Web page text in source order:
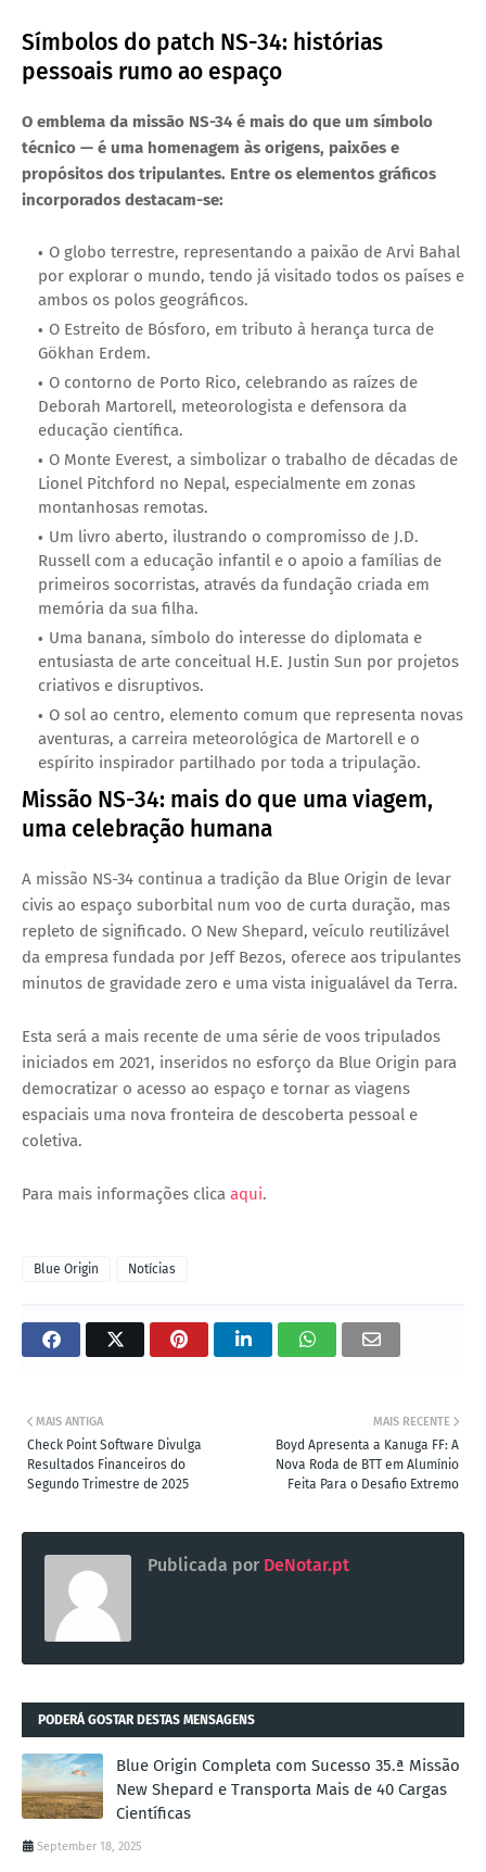
Símbolos do patch NS-34: histórias
pessoais rumo ao espaço
O emblema da missão NS-34 é mais do que um símbolo
técnico — é uma homenagem às origens, paixões e
propósitos dos tripulantes. Entre os elementos gráficos
incorporados destacam-se:
O globo terrestre, representando a paixão de Arvi Bahal
por explorar o mundo, tendo já visitado todos os países e
ambos os polos geográficos.
O Estreito de Bósforo, em tributo à herança turca de
Gökhan Erdem.
O contorno de Porto Rico, celebrando as raízes de
Deborah Martorell, meteorologista e defensora da
educação científica.
O Monte Everest, a simbolizar o trabalho de décadas de
Lionel Pitchford no Nepal, especialmente em zonas
montanhosas remotas.
Um livro aberto, ilustrando o compromisso de J.D.
Russell com a educação infantil e o apoio a famílias de
primeiros socorristas, através da fundação criada em
memória da sua filha.
Uma banana, símbolo do interesse do diplomata e
entusiasta de arte conceitual H.E. Justin Sun por projetos
criativos e disruptivos.
O sol ao centro, elemento comum que representa novas
aventuras, a carreira meteorológica de Martorell e o
espírito inspirador partilhado por toda a tripulação.
Missão NS-34: mais do que uma viagem,
uma celebração humana
A missão NS-34 continua a tradição da Blue Origin de levar
civis ao espaço suborbital num voo de curta duração, mas
repleto de significado. O New Shepard, veículo reutilizável
da empresa fundada por Jeff Bezos, oferece aos tripulantes
minutos de gravidade zero e uma vista inigualável da Terra.
Esta será a mais recente de uma série de voos tripulados
iniciados em 2021, inseridos no esforço da Blue Origin para
democratizar o acesso ao espaço e tornar as viagens
espaciais uma nova fronteira de descoberta pessoal e
coletiva.
Para mais informações clica aqui.
Blue Origin Notícias
MAIS RECENTE
Boyd Apresenta a Kanuga FF: A
Nova Roda de BTT em Alumínio
Feita Para o Desafio Extremo
MAIS ANTIGA
Check Point Software Divulga
Resultados Financeiros do
Segundo Trimestre de 2025
Publicada por DeNotar.pt
PODERÁ GOSTAR DESTAS MENSAGENS
Blue Origin Completa com Sucesso 35.ª Missão
New Shepard e Transporta Mais de 40 Cargas
Científicas
September 18, 2025